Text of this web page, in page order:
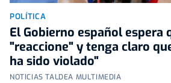
POLÍTICA
El Gobierno español espera
"reaccione" y tenga claro
ha sido violado"
NOTICIAS TALDEA MULTIMEDIA